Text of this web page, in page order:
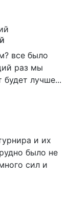
все было
раз мы
будет лучше...
и их
было не
сил и